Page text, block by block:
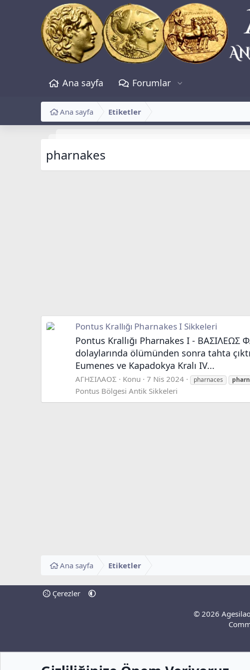
Ana sayfa Forumlar
Ana sayfa Etiketler
pharnakes
Pontus Krallığı Pharnakes I Sikkeleri
Pontus Krallığı Pharnakes I -
dolaylarında ölümünden sonra tahta
Eumenes ve Kapadokya Kralı IV...
ΑΓΗΣΙΛΑΟΣ Konu 7 Nis 2024 pharnaces
Pontus Bölgesi Antik Sikkeleri
Ana sayfa Etiketler
Çerezler
© 2026